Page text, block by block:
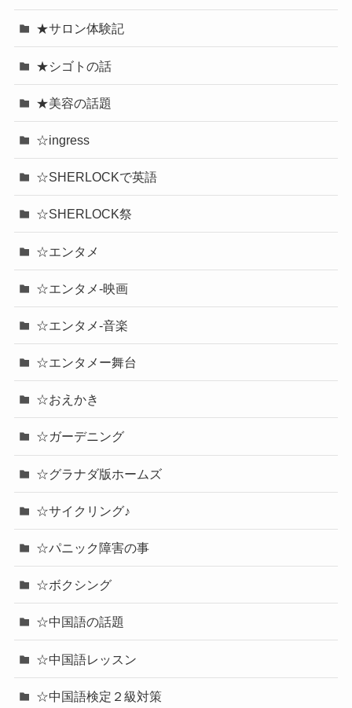
★サロン体験記
★シゴトの話
★美容の話題
☆ingress
☆SHERLOCKで英語
☆SHERLOCK祭
☆エンタメ
☆エンタメ-映画
☆エンタメ-音楽
☆エンタメー舞台
☆おえかき
☆ガーデニング
☆グラナダ版ホームズ
☆サイクリング♪
☆パニック障害の事
☆ボクシング
☆中国語の話題
☆中国語レッスン
☆中国語検定２級対策